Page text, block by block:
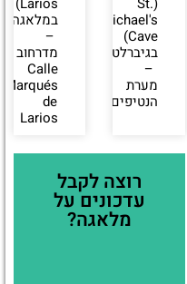
Michael's
Cave)
בגיברלטר
–
מערת
הנטיפים
במלאגה
–
מדרחוב
Calle
Marqués
de
Larios
רוצה לקבל
עדכונים על
מלאגה?